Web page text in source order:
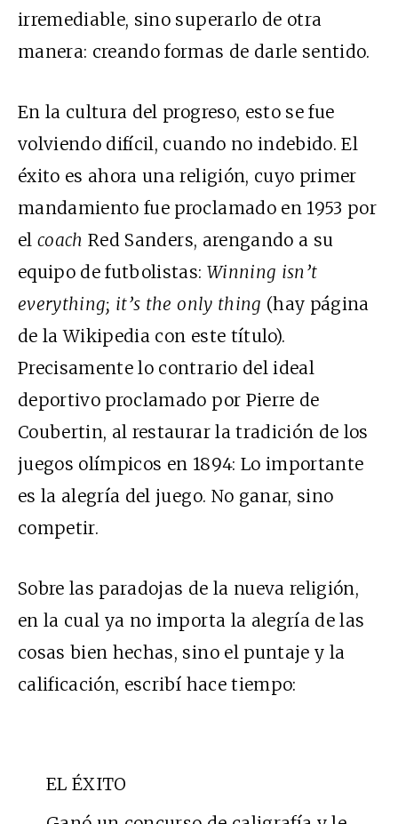
irremediable, sino superarlo de otra
manera: creando formas de darle sentido.
En la cultura del progreso, esto se fue
volviendo difícil, cuando no indebido. El
éxito es ahora una religión, cuyo primer
mandamiento fue proclamado en 1953 por
elcoach Red Sanders, arengando a su
equipo de futbolistas: Winning isn’t
everything; it’s the only thing (hay página
de la Wikipedia con este título).
Precisamente lo contrario del ideal
deportivo proclamado por Pierre de
Coubertin, al restaurar la tradición de los
juegos olímpicos en 1894: Lo importante
es la alegría del juego. No ganar, sino
competir.
Sobre las paradojas de la nueva religión,
en la cual ya no importa la alegría de las
cosas bien hechas, sino el puntaje y la
calificación, escribí hace tiempo:
EL ÉXITO